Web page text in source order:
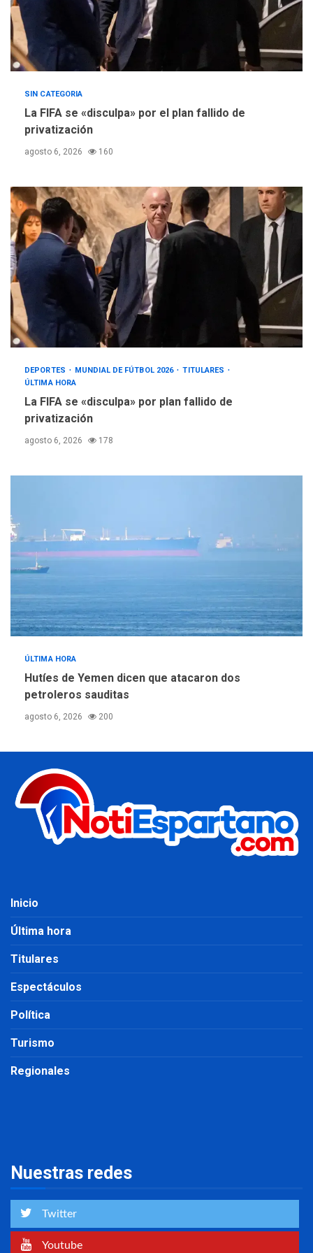
SIN CATEGORIA
La FIFA se «disculpa» por el plan fallido de
privatización
agosto 6, 2026 160
DEPORTES MUNDIAL DE FÚTBOL 2026
TITULARES
ÚLTIMA HORA
La FIFA se «disculpa» por plan fallido de
privatización
agosto 6, 2026 178
ÚLTIMA HORA
Hutíes de Yemen dicen que atacaron dos
petroleros sauditas
agosto 6, 2026 200
Inicio
Última hora
Titulares
Espectáculos
Política
Turismo
Regionales
Nuestras redes
Twitter
Youtube